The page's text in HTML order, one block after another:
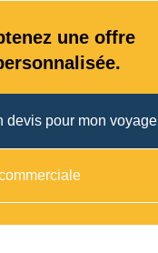
une offre
devis pour mon voyage